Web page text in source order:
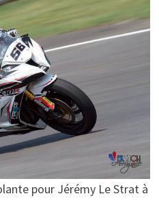
pour Jérémy Le Strat à